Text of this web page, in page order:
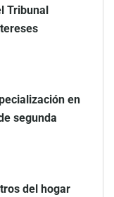
Tribunal
en
segunda
del hogar